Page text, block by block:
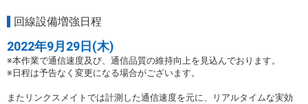
回線設備増強日程
2022年9月29日(木)
※本作業で通信速度及び、通信品質の維持向上を見込んでおります。
※日程は予告なく変更になる場合がございます。
またリンクスメイトでは計測した通信速度を元に、リアルタイムな実効